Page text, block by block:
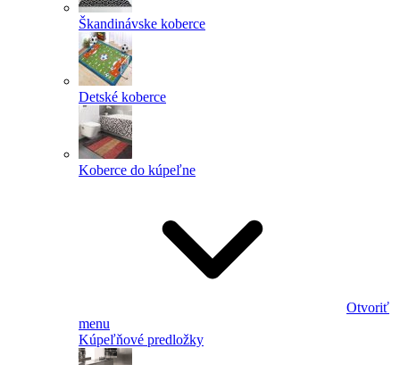
Škandinávske koberce
Detské koberce
Koberce do kúpeľne
Otvoriť
menu
Kúpeľňové predložky